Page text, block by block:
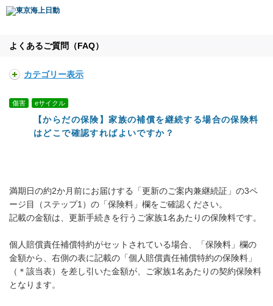
よくあるご質問（FAQ）
カテゴリー表示
傷害 eサイクル
【からだの保険】家族の補償を継続する場合の保険料
はどこで確認すればよいですか？
満期日の約2か月前にお届けする「更新のご案内兼継続証」の3ペ
ージ目（ステップ1）の「保険料」欄をご確認ください。
記載の金額は、更新手続きを行うご家族1名あたりの保険料です。
個人賠償責任補償特約がセットされている場合、「保険料」欄の
金額から、右側の表に記載の「個人賠償責任補償特約の保険料」
（＊該当表）を差し引いた金額が、ご家族1名あたりの契約保険料
となります。